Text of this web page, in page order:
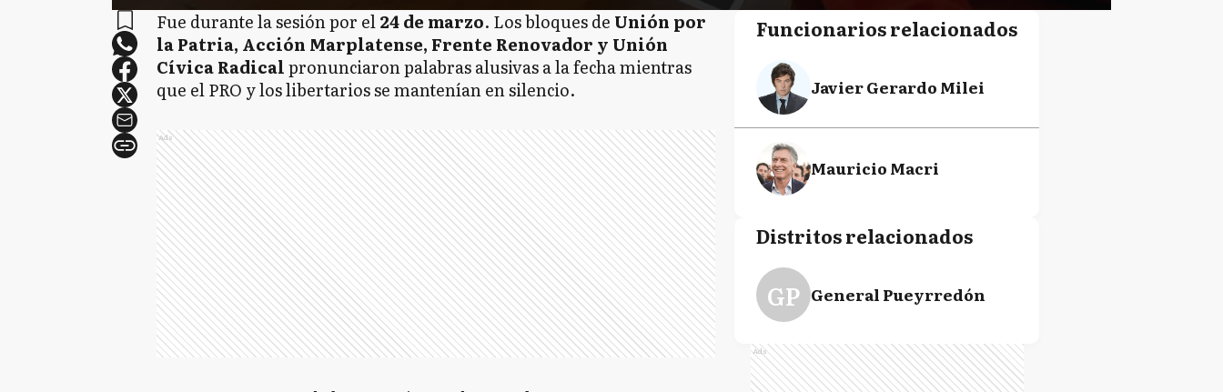
Fue durante la sesión por el24 de marzo. Los bloques de Unión por
la Patria, Acción Marplatense, Frente Renovador y Unión
Cívica Radicalpronunciaron palabras alusivas a la fecha mientras
que el PRO y los libertarios se mantenían en silencio.
Ads
Funcionarios relacionados
Javier Gerardo Milei
Mauricio Macri
Distritos relacionados
GP General Pueyrredón
Ads